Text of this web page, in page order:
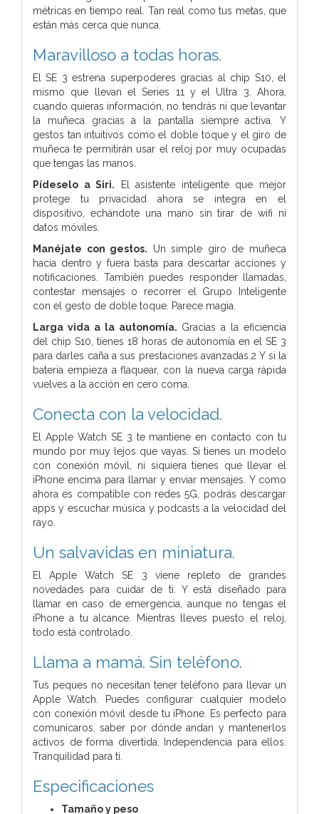
métricas en tiempo real. Tan real como tus metas, que
están más cerca que nunca.
Maravilloso a todas horas.
El SE 3 estrena superpoderes gracias al chip S10, el
mismo que llevan el Series 11 y el Ultra 3. Ahora,
cuando quieras información, no tendrás ni que levantar
la muñeca gracias a la pantalla siempre activa. Y
gestos tan intuitivos como el doble toque y el giro de
muñeca te permitirán usar el reloj por muy ocupadas
que tengas las manos.
Pídeselo a Siri. El asistente inteligente que mejor
protege tu privacidad ahora se integra en el
dispositivo, echándote una mano sin tirar de wifi ni
datos móviles.
Manéjate con gestos. Un simple giro de muñeca
hacia dentro y fuera basta para descartar acciones y
notificaciones. También puedes responder llamadas,
contestar mensajes o recorrer el Grupo Inteligente
con el gesto de doble toque. Parece magia.
Larga vida a la autonomía. Gracias a la eficiencia
del chip S10, tienes 18 horas de autonomía en el SE 3
para darles caña a sus prestaciones avanzadas.2 Y si la
batería empieza a flaquear, con la nueva carga rápida
vuelves a la acción en cero coma.
Conecta con la velocidad.
El Apple Watch SE 3 te mantiene en contacto con tu
mundo por muy lejos que vayas. Si tienes un modelo
con conexión móvil, ni siquiera tienes que llevar el
iPhone encima para llamar y enviar mensajes. Y como
ahora es compatible con redes 5G, podrás descargar
apps y escuchar música y podcasts a la velocidad del
rayo.
Un salvavidas en miniatura.
El Apple Watch SE 3 viene repleto de grandes
novedades para cuidar de ti. Y está diseñado para
llamar en caso de emergencia, aunque no tengas el
iPhone a tu alcance. Mientras lleves puesto el reloj,
todo está controlado.
Llama a mamá. Sin teléfono.
Tus peques no necesitan tener teléfono para llevar un
Apple Watch. Puedes configurar cualquier modelo
con conexión móvil desde tu iPhone. Es perfecto para
comunicaros, saber por dónde andan y mantenerlos
activos de forma divertida. Independencia para ellos.
Tranquilidad para ti.
Especificaciones
Tamaño y peso